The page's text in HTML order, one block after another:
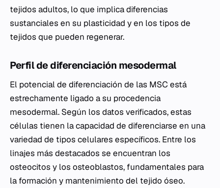
tejidos adultos, lo que implica diferencias
sustanciales en su plasticidad y en los tipos de
tejidos que pueden regenerar.
Perfil de diferenciación mesodermal
El potencial de diferenciación de las MSC está
estrechamente ligado a su procedencia
mesodermal. Según los datos verificados, estas
células tienen la capacidad de diferenciarse en una
variedad de tipos celulares específicos. Entre los
linajes más destacados se encuentran los
osteocitos y los osteoblastos, fundamentales para
la formación y mantenimiento del tejido óseo.